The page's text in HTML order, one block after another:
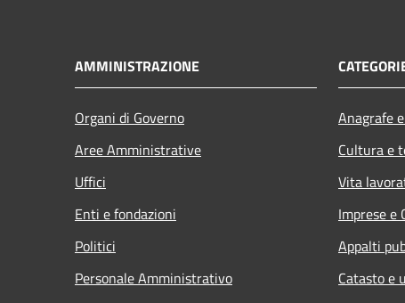
AMMINISTRAZIONE
Organi di Governo
Aree Amministrative
Uffici
Enti e fondazioni
Politici
Personale Amministrativo
Anagrafe
Cultura e
Vita
Imprese e
Appalti
Catasto e